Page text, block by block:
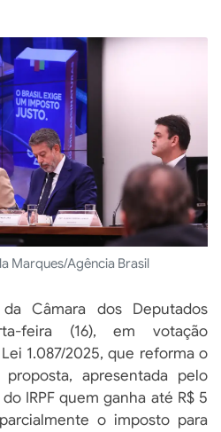
Marques/Agência Brasil
Câmara dos Deputados
feira (16), em votação
1.087/2025, que reforma o
apresentada pelo
IRPF quem ganha até R$ 5
o imposto para